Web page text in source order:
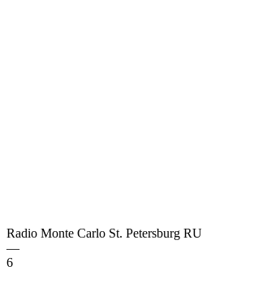
Radio Monte Carlo St. Petersburg RU
—
6